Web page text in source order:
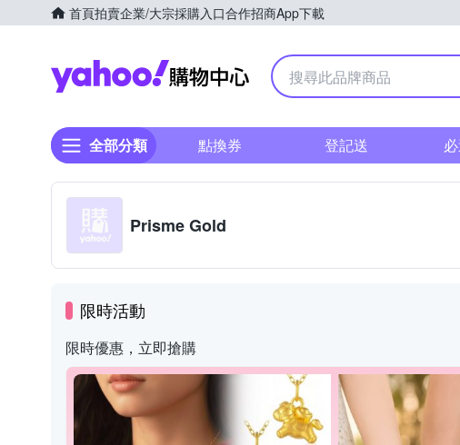
首頁拍賣企業/大宗採購入口合作招商App下載
Yahoo購物中心
全部分類 點換券 登記送
Prisme Gold
限時活動
限時優惠，立即搶購